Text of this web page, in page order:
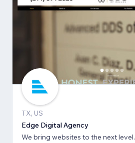
TX, US
Edge Digital Agency
We bring websites to the next level.